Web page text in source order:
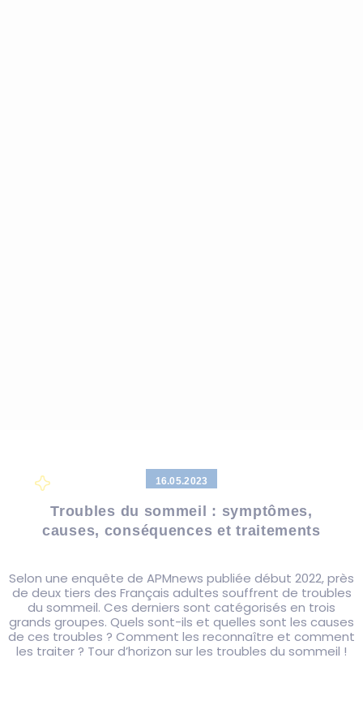
16.05.2023
Troubles du sommeil : symptômes,
causes, conséquences et traitements
Selon une enquête de APMnews publiée début 2022, près
de deux tiers des Français adultes souffrent de troubles
du sommeil. Ces derniers sont catégorisés en trois
grands groupes. Quels sont-ils et quelles sont les causes
de ces troubles ? Comment les reconnaître et comment
les traiter ? Tour d’horizon sur les troubles du sommeil !